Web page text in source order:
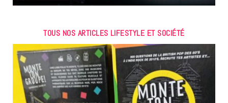
TOUS NOS ARTICLES LIFESTYLE ET SOCIÉTÉ